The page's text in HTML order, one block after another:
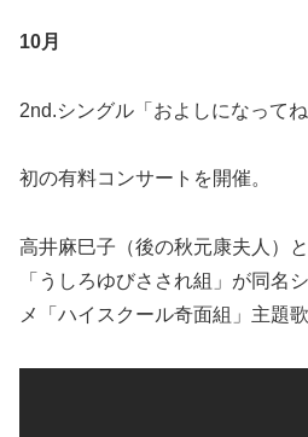
10月
2nd.シングル「およしになって
初の有料コンサートを開催。
高井麻巳子（後の秋元康夫人）
「うしろゆびさされ組」が同名
メ「ハイスクール奇面組」主題歌